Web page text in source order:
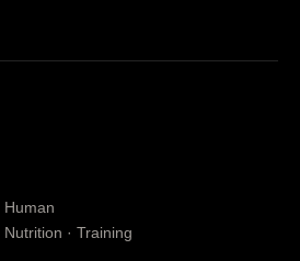
Human
· Training